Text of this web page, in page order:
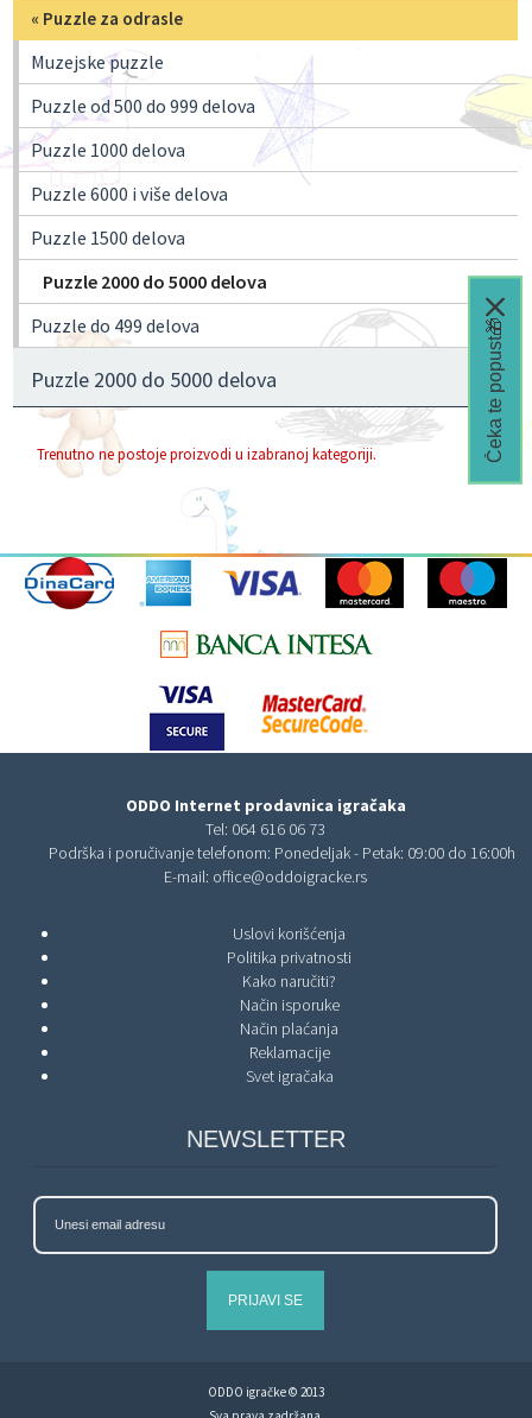
« Puzzle za odrasle
Muzejske puzzle
Puzzle od 500 do 999 delova
Puzzle 1000 delova
Puzzle 6000 i više delova
Puzzle 1500 delova
Puzzle 2000 do 5000 delova
Puzzle do 499 delova
Puzzle 2000 do 5000 delova
Trenutno ne postoje proizvodi u izabranoj kategoriji.
ODDO Internet prodavnica igračaka
Tel: 064 616 06 73
Podrška i poručivanje telefonom: Ponedeljak - Petak: 09:00 do 16:00h
E-mail: office@oddoigracke.rs
Uslovi korišćenja
Politika privatnosti
Kako naručiti?
Način isporuke
Način plaćanja
Reklamacije
Svet igračaka
NEWSLETTER
PRIJAVI SE
ODDO igračke © 2013
Čeka te popust🎁